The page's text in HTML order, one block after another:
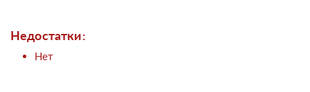
Недостатки:
Нет